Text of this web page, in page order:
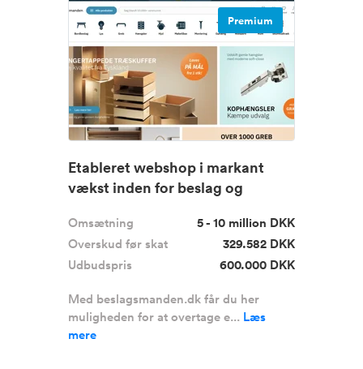
Premium
Etableret webshop i markant
vækst inden for beslag og
Omsætning
5 - 10 million DKK
Overskud før skat
329.582 DKK
Udbudspris
600.000 DKK
Med beslagsmanden.dk får du her
muligheden for at overtage e... Læs
mere